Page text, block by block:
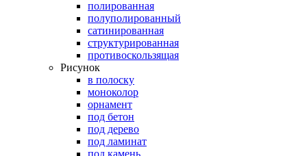
полированная
полуполированный
сатинированная
структурированная
противоскользящая
Рисунок
в полоску
моноколор
орнамент
под бетон
под дерево
под ламинат
под камень